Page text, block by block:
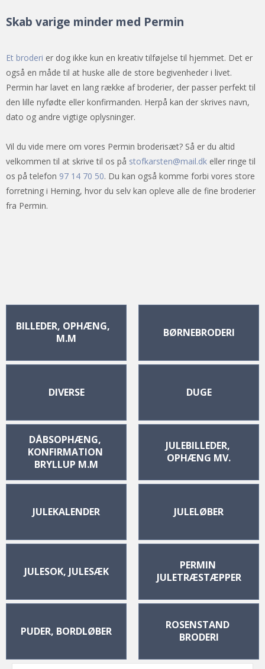
Skab varige minder med Permin
Et broderi er dog ikke kun en kreativ tilføjelse til hjemmet. Det er
også en måde til at huske alle de store begivenheder i livet.
Permin har lavet en lang række af broderier, der passer perfekt til
den lille nyfødte eller konfirmanden. Herpå kan der skrives navn,
dato og andre vigtige oplysninger.
Vil du vide mere om vores Permin broderisæt? Så er du altid
velkommen til at skrive til os på stofkarsten@mail.dk eller ringe til
os på telefon 97 14 70 50. Du kan også komme forbi vores store
forretning i Herning, hvor du selv kan opleve alle de fine broderier
fra Permin.
BILLEDER, OPHÆNG,
M.M
BØRNEBRODERI
DIVERSE DUGE
DÅBSOPHÆNG,
KONFIRMATION
BRYLLUP M.M
JULEBILLEDER,
OPHÆNG MV.
JULEKALENDER JULELØBER
JULESOK, JULESÆK
PERMIN
JULETRÆSTÆPPER
PUDER, BORDLØBER
ROSENSTAND
BRODERI